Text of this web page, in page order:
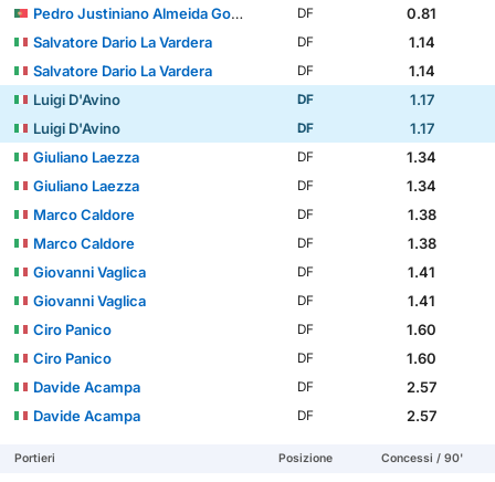
Pedro Justiniano Almeida Gomes
DF
0.81
Salvatore Dario La Vardera
DF
1.14
Salvatore Dario La Vardera
DF
1.14
Luigi D'Avino
DF
1.17
Luigi D'Avino
DF
1.17
Giuliano Laezza
DF
1.34
Giuliano Laezza
DF
1.34
Marco Caldore
DF
1.38
Marco Caldore
DF
1.38
Giovanni Vaglica
DF
1.41
Giovanni Vaglica
DF
1.41
Ciro Panico
DF
1.60
Ciro Panico
DF
1.60
Davide Acampa
DF
2.57
Davide Acampa
DF 2.57
Portieri Posizione Concessi / 90'